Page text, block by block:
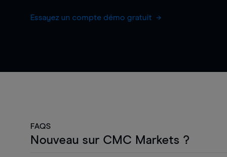
Essayez un compte démo gratuit
FAQS
Nouveau sur CMC Markets ?